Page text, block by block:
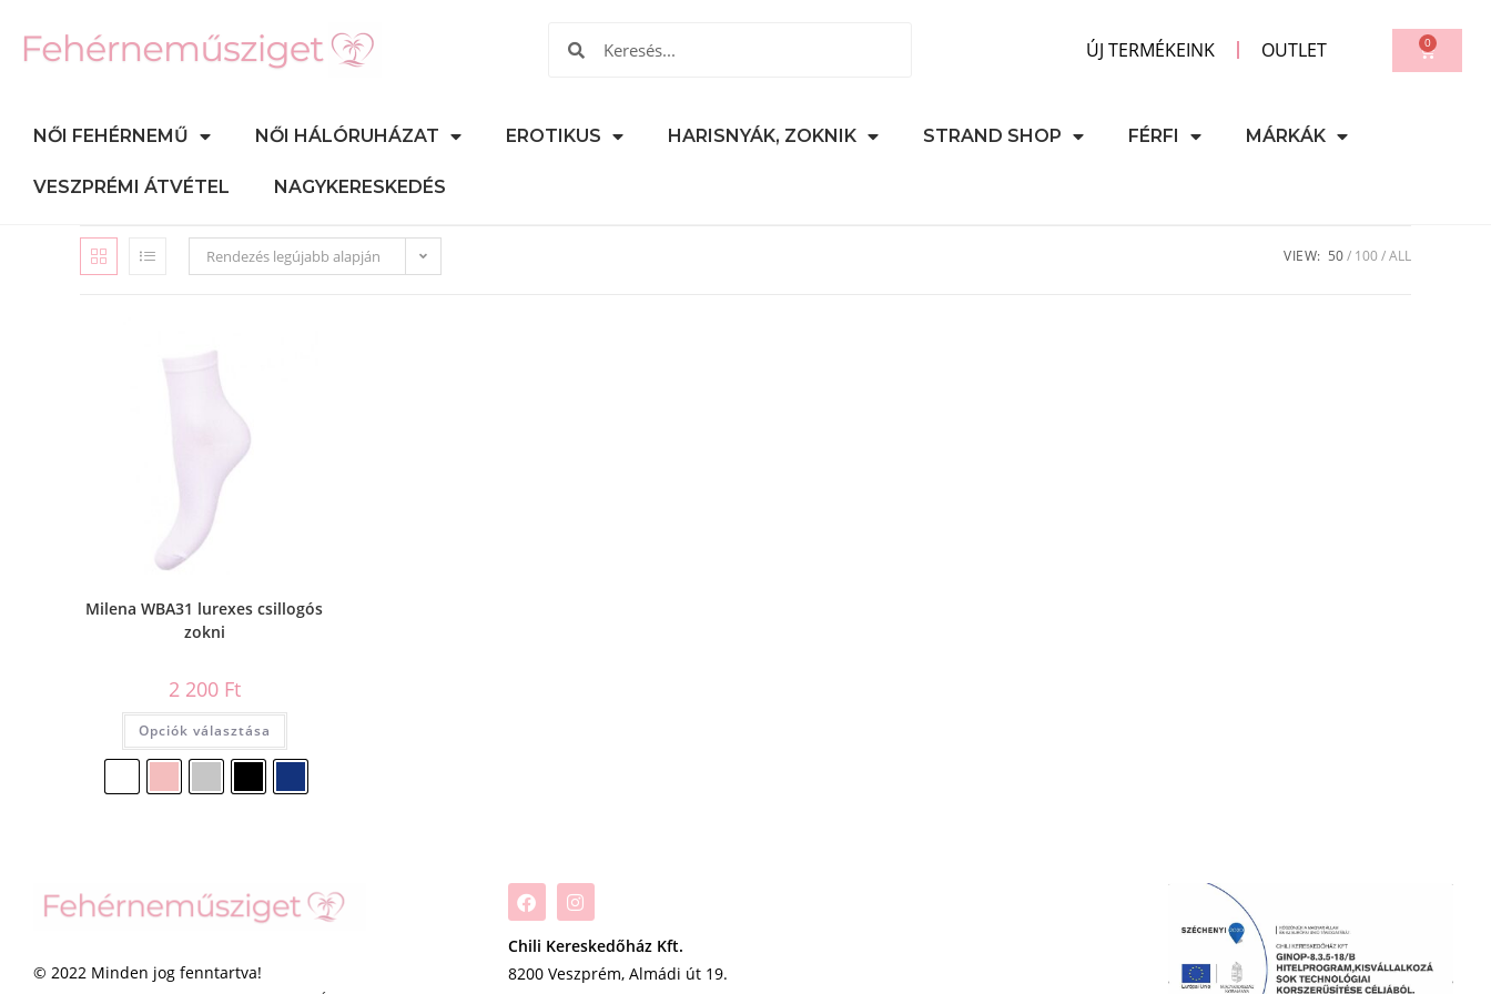
ÚJ TERMÉKEINK OUTLET 0
NŐI FEHÉRNEMŰ NŐI HÁLÓRUHÁZAT EROTIKUS HARISNYÁK, ZOKNIK STRAND SHOP FÉRFI MÁRKÁK
VESZPRÉMI ÁTVÉTEL NAGYKERESKEDÉS
Rendezés legújabb alapján VIEW: 50 100 ALL
Milena WBA31 lurexes csillogós
zokni
2 200 Ft
Opciók választása
© 2022 Minden jog fenntartva!
Chili Kereskedőház Kft.
8200 Veszprém, Almádi út 19.